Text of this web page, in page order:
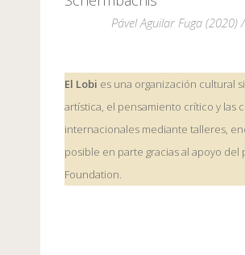
Pável Aguilar Fuga
El Lobi es una organización cultural
artística, el pensamiento crítico y las
internacionales mediante talleres,
posible en parte gracias al apoyo del
Foundation.